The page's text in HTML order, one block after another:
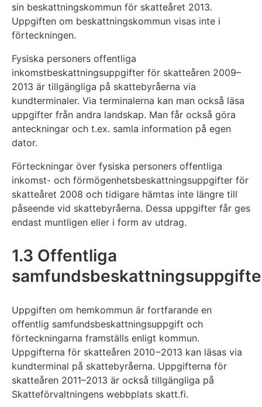
sin beskattningskommun för skatteåret 2013.
Uppgiften om beskattningskommun visas inte i
förteckningen.
Fysiska personers offentliga
inkomstbeskattningsuppgifter för skatteåren 2009–
2013 är tillgängliga på skattebyråerna via
kundterminaler. Via terminalerna kan man också läsa
uppgifter från andra landskap. Man får också göra
anteckningar och t.ex. samla information på egen
dator.
Förteckningar över fysiska personers offentliga
inkomst- och förmögenhetsbeskattningsuppgifter för
skatteåret 2008 och tidigare hämtas inte längre till
påseende vid skattebyråerna. Dessa uppgifter får ges
endast muntligen eller i form av utdrag.
1.3 Offentliga
Uppgiften om hemkommun är fortfarande en
offentlig samfundsbeskattningsuppgift och
förteckningarna framställs enligt kommun.
Uppgifterna för skatteåren 2010−2013 kan läsas via
kundterminal på skattebyråerna. Uppgifterna för
skatteåren 2011–2013 är också tillgängliga på
Skatteförvaltningens webbplats skatt.fi.